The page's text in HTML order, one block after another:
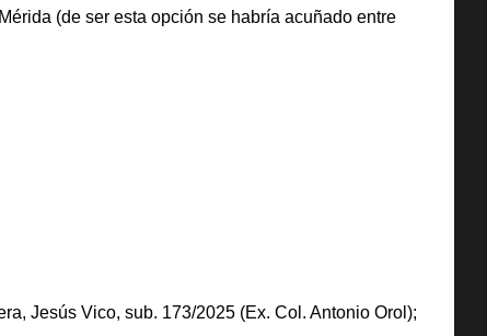
(de ser esta opción se habría acuñado entre
Jesús Vico, sub. 173/2025 (Ex. Col. Antonio Orol);